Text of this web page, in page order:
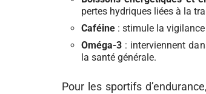
pertes hydriques liées à la
Caféine : stimule la
Oméga-3 : interviennent
la santé générale.
Pour les sportifs d’endurance,